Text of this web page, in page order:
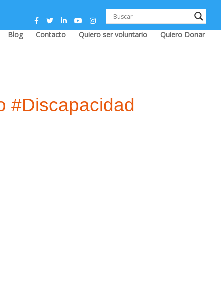
Blog Contacto Quiero ser voluntario Quiero Donar
#Discapacidad